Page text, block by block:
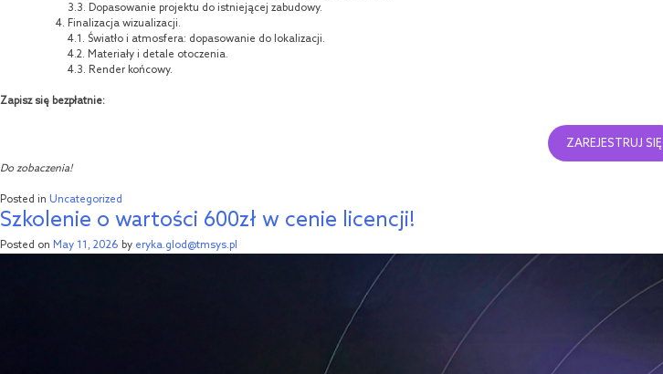
3.3. Dopasowanie projektu do istniejącej zabudowy.
Finalizacja wizualizacji.
4.1. Światło i atmosfera: dopasowanie do lokalizacji.
4.2. Materiały i detale otoczenia.
4.3. Render końcowy.
Zapisz się bezpłatnie:
ZAREJESTRUJ SIĘ
Do zobaczenia!
Posted in Uncategorized
Szkolenie o wartości 600zł w cenie licencji!
Posted on May 11, 2026 by eryka.glod@tmsys.pl